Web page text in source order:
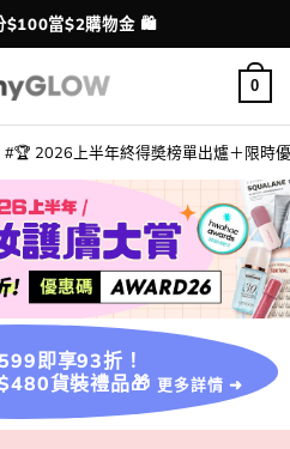
配送港澳
達通、PAYME、信用卡付款
0
🏆 2026上半年終得奬榜單出爐＋限時
即享93折！
貨裝禮品🎁 更多詳情 ➜